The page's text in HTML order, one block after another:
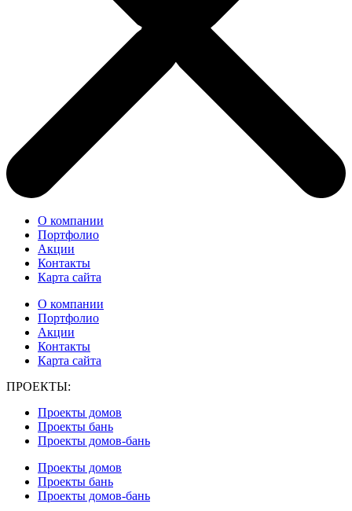
О компании
Портфолио
Акции
Контакты
Карта сайта
О компании
Портфолио
Акции
Контакты
Карта сайта
ПРОЕКТЫ:
Проекты домов
Проекты бань
Проекты домов-бань
Проекты домов
Проекты бань
Проекты домов-бань